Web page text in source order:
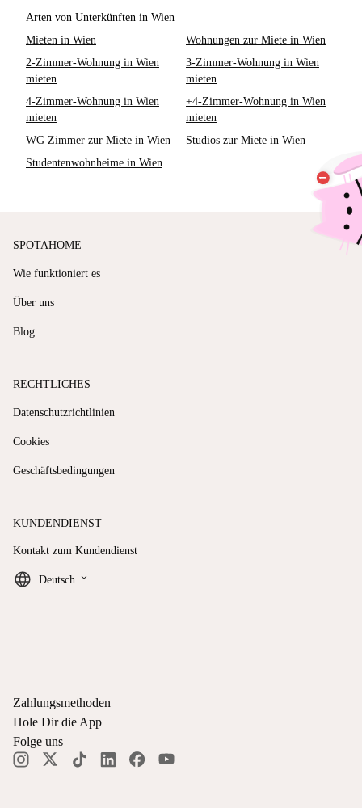
Arten von Unterkünften in Wien
Mieten in Wien
Wohnungen zur Miete in Wien
2-Zimmer-Wohnung in Wien
mieten
3-Zimmer-Wohnung in Wien
mieten
4-Zimmer-Wohnung in Wien
mieten
+4-Zimmer-Wohnung in Wien
mieten
WG Zimmer zur Miete in Wien
Studios zur Miete in Wien
Studentenwohnheime in Wien
SPOTAHOME
Wie funktioniert es
Über uns
Blog
RECHTLICHES
Datenschutzrichtlinien
Cookies
Geschäftsbedingungen
KUNDENDIENST
Kontakt zum Kundendienst
Deutsch keyboard_arrow_down
Zahlungsmethoden
Hole Dir die App
Folge uns